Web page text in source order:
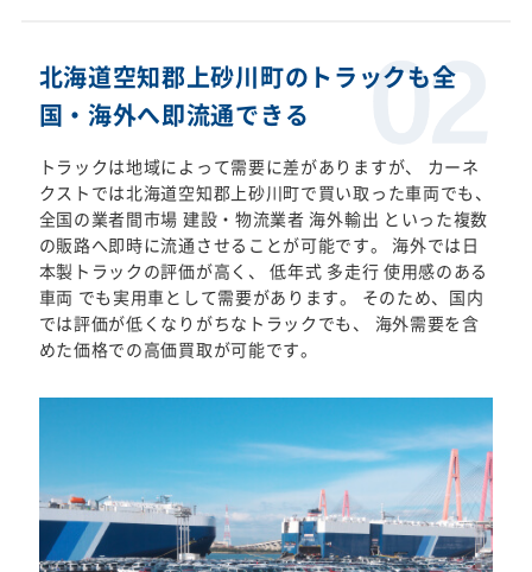
北海道空知郡上砂川町のトラックも全
国・海外へ即流通できる
トラックは地域によって需要に差がありますが、 カーネ
クストでは北海道空知郡上砂川町で買い取った車両でも、
全国の業者間市場 建設・物流業者 海外輸出 といった複数
の販路へ即時に流通させることが可能です。 海外では日
本製トラックの評価が高く、 低年式 多走行 使用感のある
車両 でも実用車として需要があります。 そのため、国内
では評価が低くなりがちなトラックでも、 海外需要を含
めた価格での高価買取が可能です。